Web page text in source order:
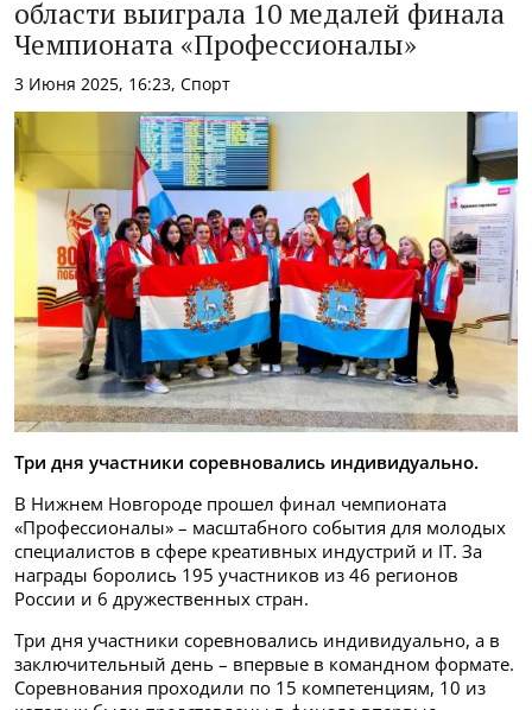
области выиграла 10 медалей финала
Чемпионата «Профессионалы»
3 Июня 2025, 16:23, Спорт
Три дня участники соревновались индивидуально.
В Нижнем Новгороде прошел финал чемпионата
«Профессионалы» – масштабного события для молодых
специалистов в сфере креативных индустрий и IT. За
награды боролись 195 участников из 46 регионов
России и 6 дружественных стран.
Три дня участники соревновались индивидуально, а в
заключительный день – впервые в командном формате.
Соревнования проходили по 15 компетенциям, 10 из